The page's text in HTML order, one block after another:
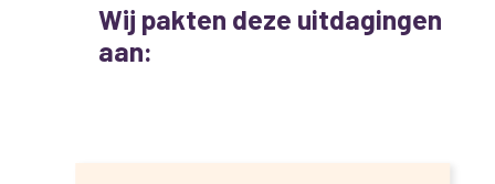
Wij pakten deze uitdagingen
aan: